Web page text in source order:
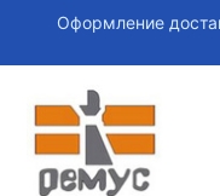
Оформление